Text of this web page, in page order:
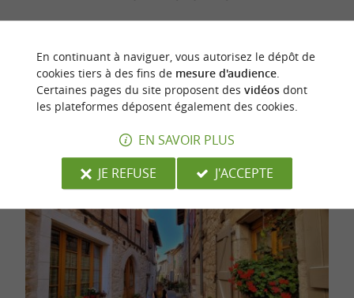
Il existe uncircuit historiquequi vous permet
de vouspromener au cœur de la cité et
d’apercevoir les principaux lieux et centres
d’intérêt de labastide montmiralaise.
En continuant à naviguer, vous autorisez le dépôt de
cookies tiers à des fins de mesure d'audience.
Certaines pages du site proposent des vidéosdont
les plateformes déposent également des cookies.
EN SAVOIR PLUS
JE REFUSE
J'ACCEPTE